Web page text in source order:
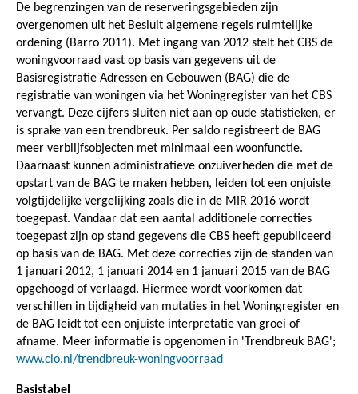
De begrenzingen van de reserveringsgebieden zijn
overgenomen uit het Besluit algemene regels ruimtelijke
ordening (Barro 2011). Met ingang van 2012 stelt het CBS de
woningvoorraad vast op basis van gegevens uit de
Basisregistratie Adressen en Gebouwen (BAG) die de
registratie van woningen via het Woningregister van het CBS
vervangt. Deze cijfers sluiten niet aan op oude statistieken, er
is sprake van een trendbreuk. Per saldo registreert de BAG
meer verblijfsobjecten met minimaal een woonfunctie.
Daarnaast kunnen administratieve onzuiverheden die met de
opstart van de BAG te maken hebben, leiden tot een onjuiste
volgtijdelijke vergelijking zoals die in de MIR 2016 wordt
toegepast. Vandaar dat een aantal additionele correcties
toegepast zijn op stand gegevens die CBS heeft gepubliceerd
op basis van de BAG. Met deze correcties zijn de standen van
1 januari 2012, 1 januari 2014 en 1 januari 2015 van de BAG
opgehoogd of verlaagd. Hiermee wordt voorkomen dat
verschillen in tijdigheid van mutaties in het Woningregister en
de BAG leidt tot een onjuiste interpretatie van groei of
afname. Meer informatie is opgenomen in 'Trendbreuk BAG';
www.clo.nl/trendbreuk-woningvoorraad
Basistabel